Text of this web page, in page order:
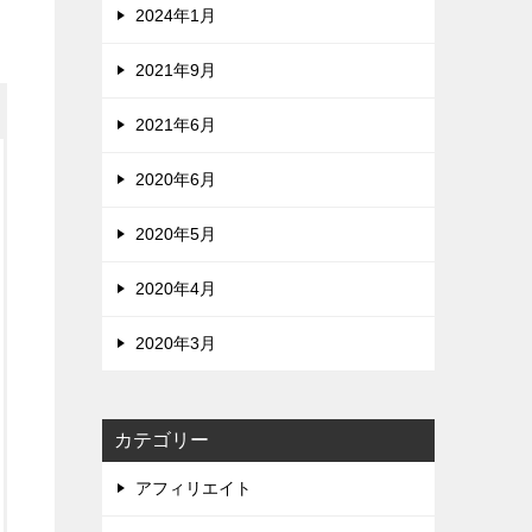
2024年1月
2021年9月
2021年6月
2020年6月
2020年5月
2020年4月
2020年3月
カテゴリー
アフィリエイト